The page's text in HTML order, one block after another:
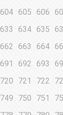
604 605 606
633 634 635
662 663 664
691 692 693
720 721 722
749 750 751